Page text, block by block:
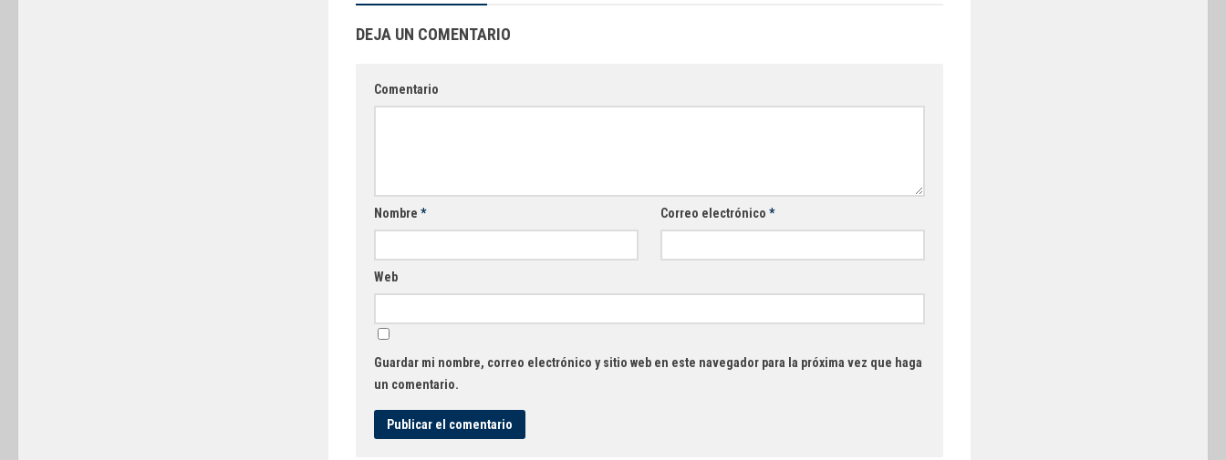
DEJA UN COMENTARIO
Comentario
Nombre * Correo electrónico*
Web
Guardar mi nombre, correo electrónico y sitio web en este navegador para la próxima vez que haga
un comentario.